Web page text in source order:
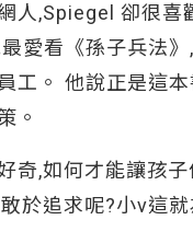
人,Spiegel 卻很喜
愛看《孫子兵法
工。 他說正是這
。
奇,如何才能讓孩
於追求呢?小v這